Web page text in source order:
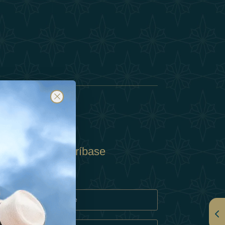
Suscríbase